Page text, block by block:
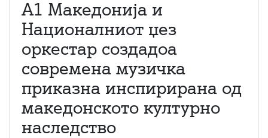
А1 Македонија и
Националниот џез
оркестар создадоа
современа музичка
приказна инспирирана од
македонското културно
наследство